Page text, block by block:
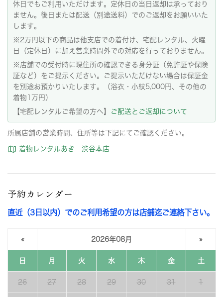
休日でもご利用いただけます。定休日の当日返却は承っており
ません。後日または配送（別途送料）でのご返却をお願いいた
します。
※2万円以下の商品は他支店での着付け、宅配レンタル、火曜
日（定休日）に加え営業時間外での対応を行っておりません。
※店舗での受付時に現住所の確認できる身分証（免許証や保険
証など）をご提示ください。ご提示いただけない場合は保証金
を別途お預かりいたします。（浴衣・小紋5,000円、その他の
着物1万円）
【宅配レンタルご希望の方へ】
ご配送とご返却について
所属店舗の営業時間、住所等は下記にてご確認ください。
着物レンタルあき 渋谷本店
予約カレンダー
直近（3日以内）でのご利用希望の方は店舗迄ご連絡下さい。
« 2026年08月 »
日 月 火 水 木 金 土
26 27 28 29 30 31 1